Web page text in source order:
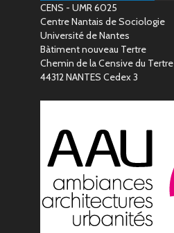
CENS - UMR 6025
Centre Nantais de Sociologie
Université de Nantes
Bàtiment nouveau Tertre
Chemin de la Censive du Tertre
44312 NANTES Cedex 3